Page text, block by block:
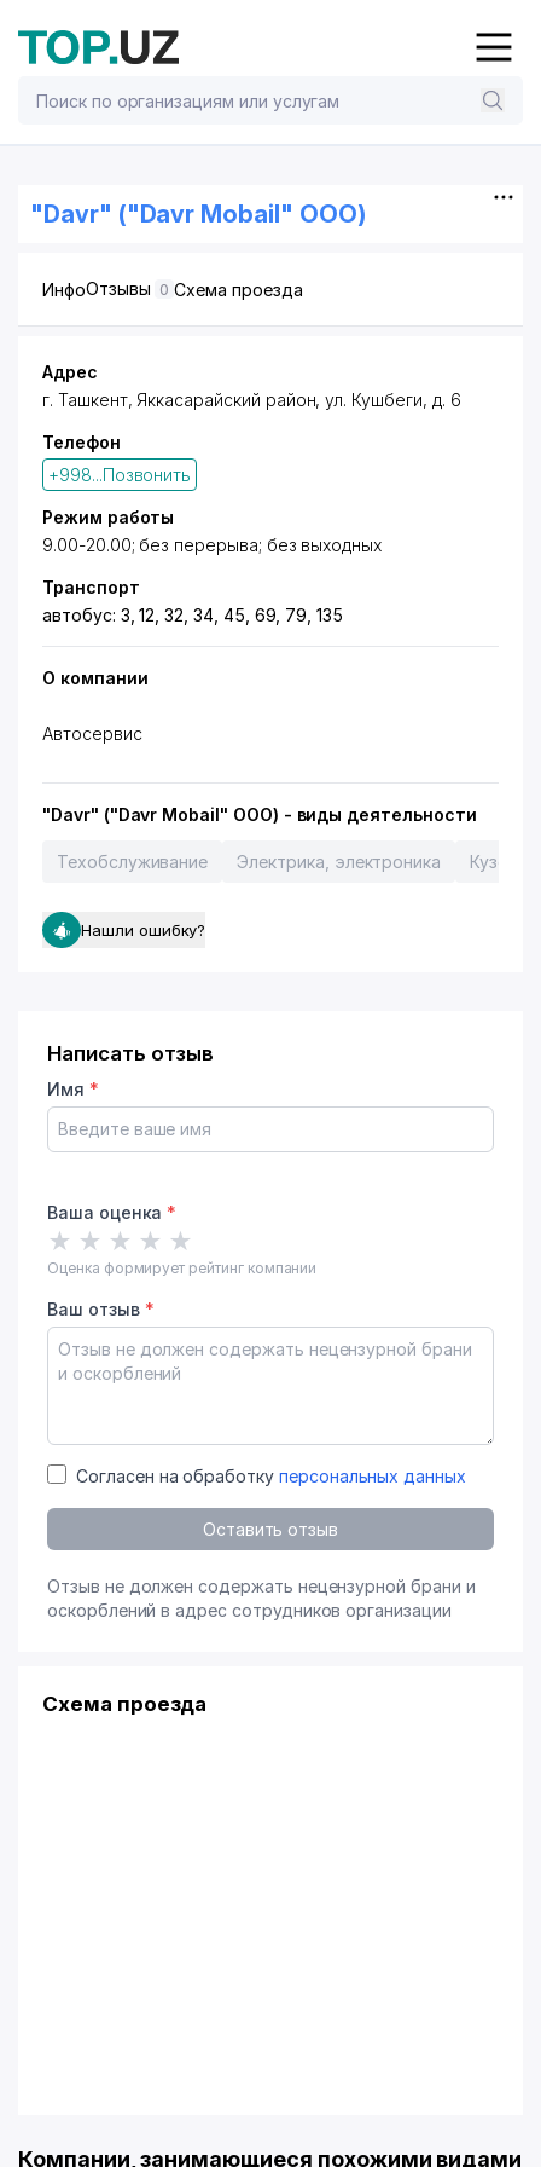
"Davr" ("Davr Mobail" ООО)
ИнфоОтзывы 0 Схема проезда
Адрес
г. Ташкент, Яккасарайский район,ул. Кушбеги, д. 6
Телефон
+998...Позвонить
Режим работы
9.00-20.00; без перерыва; без выходных
Транспорт
автобус: 3, 12, 32, 34, 45, 69, 79, 135
О компании
Автосервис
"Davr" ("Davr Mobail" ООО) - виды деятельности
Техобслуживание Электрика, электроника
Нашли ошибку?
Написать отзыв
Имя *
Ваша оценка *
★ ★ ★ ★ ★
Оценка формирует рейтинг компании
Ваш отзыв *
Согласен на обработку персональных данных
Оставить отзыв
Отзыв не должен содержать нецензурной брани и
оскорблений в адрес сотрудников организации
Схема проезда
Компании, занимающиеся похожими видами